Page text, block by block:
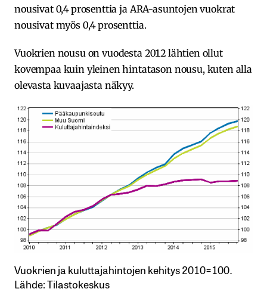
nousivat 0,4 prosenttia ja ARA-asuntojen vuokrat
nousivat myös 0,4 prosenttia.
Vuokrien nousu on vuodesta 2012 lähtien ollut
kovempaa kuin yleinen hintatason nousu, kuten alla
olevasta kuvaajasta näkyy.
Vuokrien ja kuluttajahintojen kehitys 2010=100.
Lähde: Tilastokeskus